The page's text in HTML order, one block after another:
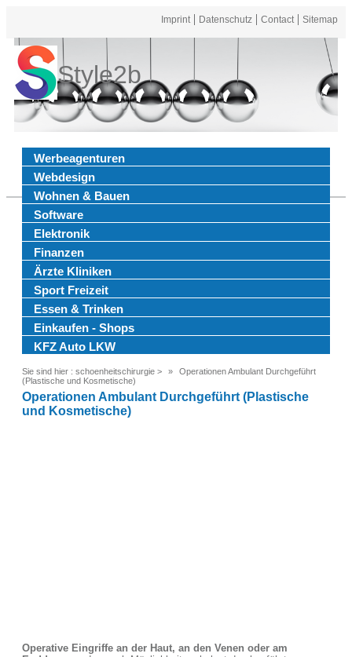
Imprint Datenschutz Contact Sitemap
Style2b
Werbeagenturen
Webdesign
Wohnen & Bauen
Software
Elektronik
Finanzen
Ärzte Kliniken
Sport Freizeit
Essen & Trinken
Einkaufen - Shops
KFZ Auto LKW
Sie sind hier : schoenheitschirurgie >
Operationen Ambulant Durchgeführt
(Plastische und Kosmetische)
Operationen Ambulant Durchgeführt (Plastische
und Kosmetische)
Operative Eingriffe an der Haut, an den Venen oder am